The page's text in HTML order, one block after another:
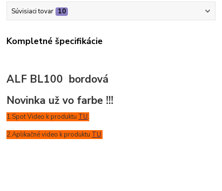
Súvisiaci tovar 10
Kompletné špecifikácie
ALF BL100 bordová
Novinka už vo farbe !!!
1.Spot Video k produktu TU.
2.Aplikačné video k produktu TU.